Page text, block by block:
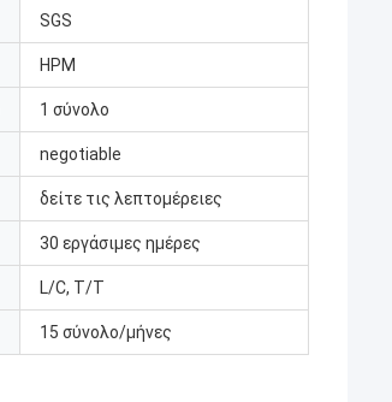
SGS
HPM
1 σύνολο
negotiable
δείτε τις λεπτομέρειες
30 εργάσιμες ημέρες
L/C, T/T
15 σύνολο/μήνες